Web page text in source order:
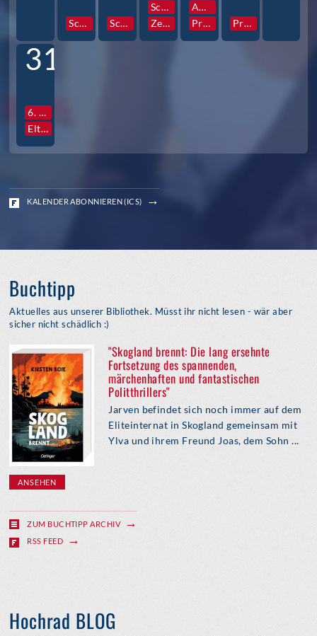
Schulfotograf Schulfotograf
Schulfotograf
Zentrale Info- und Elternabende 6
AG Vorstellung
Prefects Reise
Prefects Reise
31
6. Std. Vollversammlung Jg. S3
Elternabende S3
KALENDER ABONNIEREN (ICS)
Buchtipp
Aktuelles aus unserer Bibliothek. Müsst ihr nicht lesen - wär aber
sicher nicht schädlich :)
"Skogland brennt: Die lang ersehnte
Fortsetzung des spannenden,
märchenhaften und fantastischen
Politthrillers"
Jarven befindet sich noch immer auf dem
Eliteinternat in Skogland gemeinsam mit
Ylva und ihrem Freund Joas, dem Sohn ...
ANSEHEN
ZUM BUCHTIPP ARCHIV
RSS FEED
Hochrad BLOG